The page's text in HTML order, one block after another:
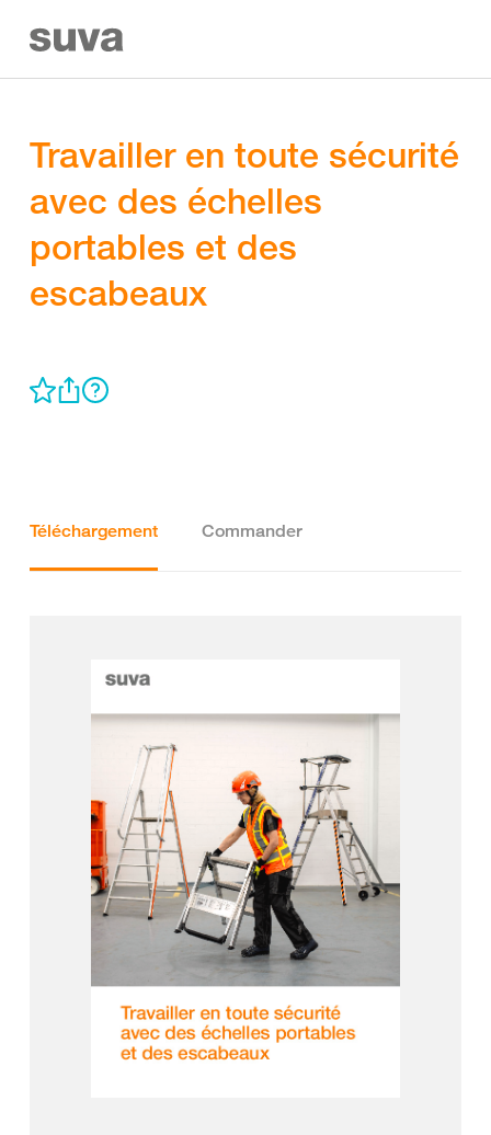
Travailler en toute sécurité
avec des échelles
portables et des
escabeaux
Téléchargement Commander